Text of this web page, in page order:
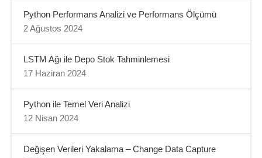
Python Performans Analizi ve Performans Ölçümü
2 Ağustos 2024
LSTM Ağı ile Depo Stok Tahminlemesi
17 Haziran 2024
Python ile Temel Veri Analizi
12 Nisan 2024
Değişen Verileri Yakalama – Change Data Capture